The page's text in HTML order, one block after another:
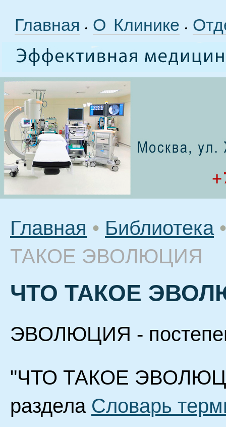
Главная • О Клинике •
Главная • Библиотека •
ТАКОЕ ЭВОЛЮЦИЯ
ЧТО ТАКОЕ
ЭВОЛЮЦИЯ -
"ЧТО ТАКОЕ
раздела Словарь